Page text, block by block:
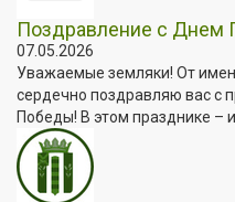
Поздравление с Днем
07.05.2026
Уважаемые земляки! От
сердечно поздравляю вас с
Победы! В этом празднике –